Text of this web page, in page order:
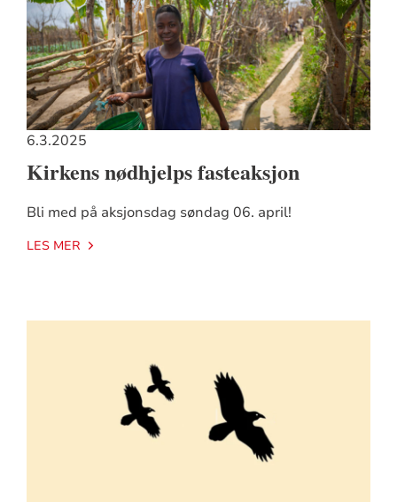
6.3.2025
Kirkens nødhjelps fasteaksjon
Bli med på aksjonsdag søndag 06. april!
LES MER